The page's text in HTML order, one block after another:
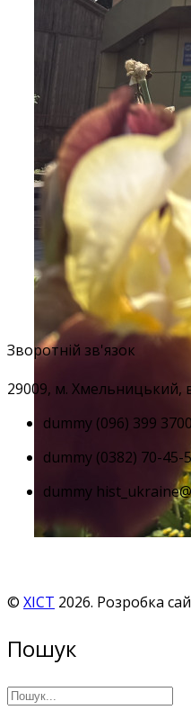
Зворотній зв'язок
29009, м. Хмельницький,
dummy (096) 399 3700
dummy (0382) 70-45-
dummy
© ХІСТ 2026. Розробка
Пошук